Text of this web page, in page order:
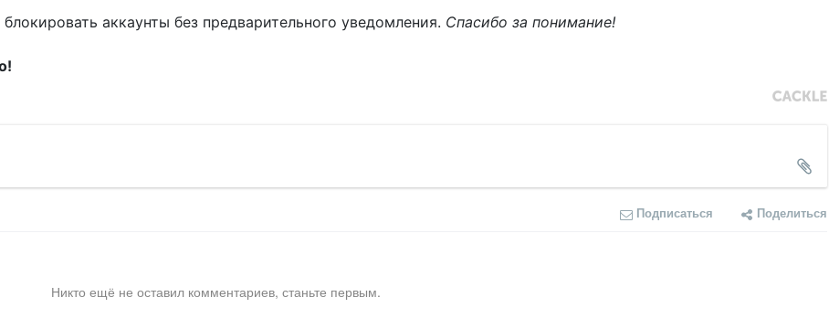
аккаунты без предварительного уведомления. Спасибо за понимание!
Подписаться Поделиться
Никто ещё не оставил комментариев, станьте первым.